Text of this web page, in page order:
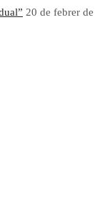
20 de febrer de